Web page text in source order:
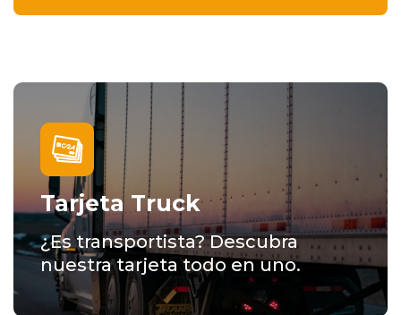
Tarjeta Truck
¿Es transportista? Descubra
nuestra tarjeta todo en uno.